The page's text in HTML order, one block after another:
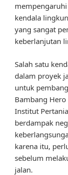
kendala
yang sangat
keberlanjutan
Salah satu
dalam proyek
untuk
Bambang
Institut
berdampak
karena itu,
sebelum
jalan.